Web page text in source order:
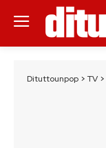
Dituttounpop> TV>